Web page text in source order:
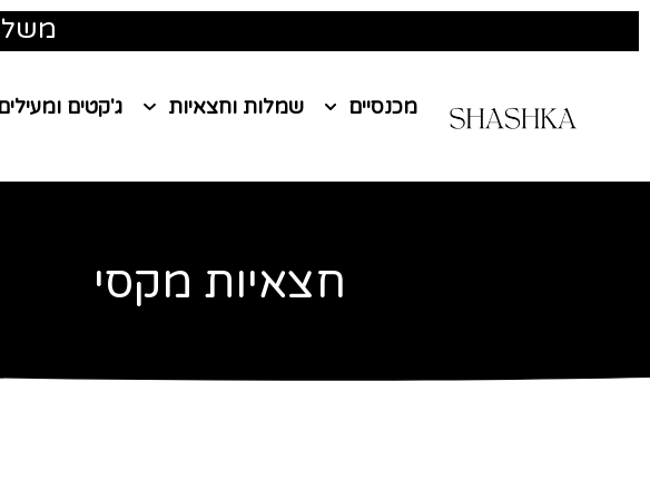
מכנסיים שמלות וחצאיות ג'קטים
חצאיות מקסי